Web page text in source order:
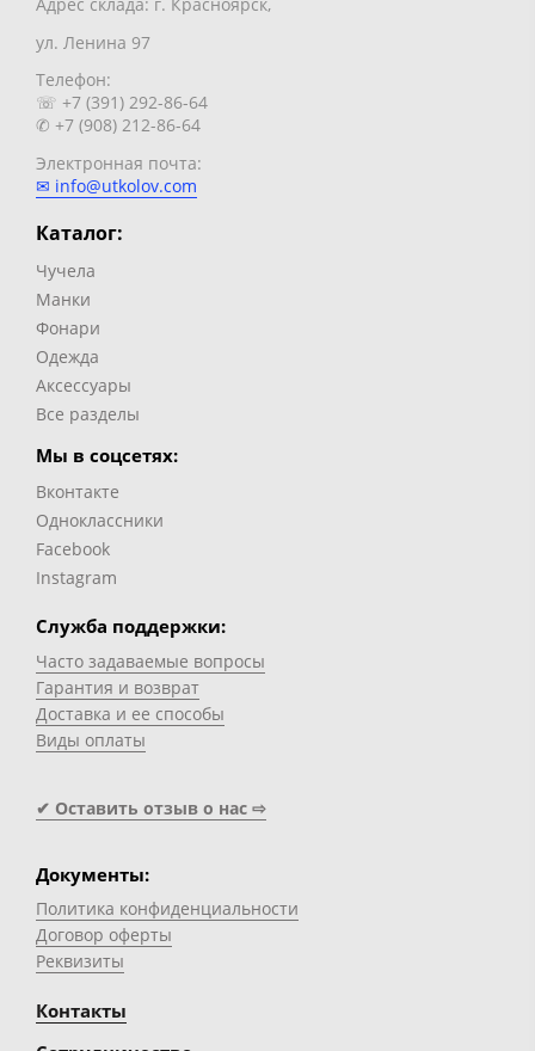
ул. Ленина 97
Телефон:
☏ +7 (391) 292-86-64
✆ +7 (908) 212-86-64
Электронная почта:
✉ info@utkolov.com
Каталог:
Чучела
Манки
Фонари
Одежда
Аксессуары
Все разделы
Мы в соцсетях:
Вконтакте
Одноклассники
Facebook
Instagram
Служба поддержки:
Часто задаваемые вопросы
Гарантия и возврат
Доставка и ее способы
Виды оплаты
✔ Оставить отзыв о нас ⇨
Документы:
Политика конфиденциальности
Договор оферты
Реквизиты
Контакты